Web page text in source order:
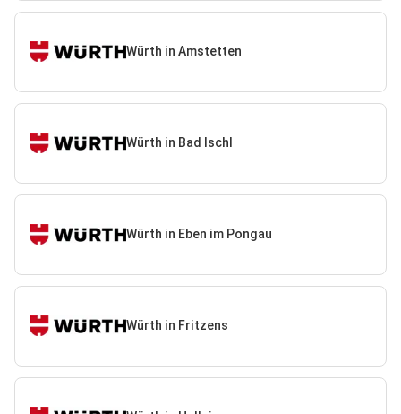
Würth in Amstetten
Würth in Bad Ischl
Würth in Eben im Pongau
Würth in Fritzens